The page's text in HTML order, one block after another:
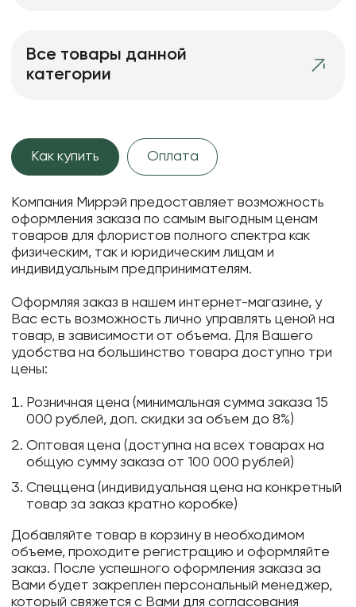
Все товары данной
категории
Как купить Оплата
Компания Миррэй предоставляет возможность
оформления заказа по самым выгодным ценам
товаров для флористов полного спектра как
физическим, так и юридическим лицам и
индивидуальным предпринимателям.
Оформляя заказ в нашем интернет-магазине, у
Вас есть возможность лично управлять ценой на
товар, в зависимости от объема. Для Вашего
удобства на большинство товара доступно три
цены:
Розничная цена (минимальная сумма заказа 15
000 рублей, доп. скидки за объем до 8%)
Оптовая цена (доступна на всех товарах на
общую сумму заказа от 100 000 рублей)
Спеццена (индивидуальная цена на конкретный
товар за заказ кратно коробке)
Добавляйте товар в корзину в необходимом
объеме, проходите регистрацию и оформляйте
заказ. После успешного оформления заказа за
Вами будет закреплен персональный менеджер,
который свяжется с Вами для согласования